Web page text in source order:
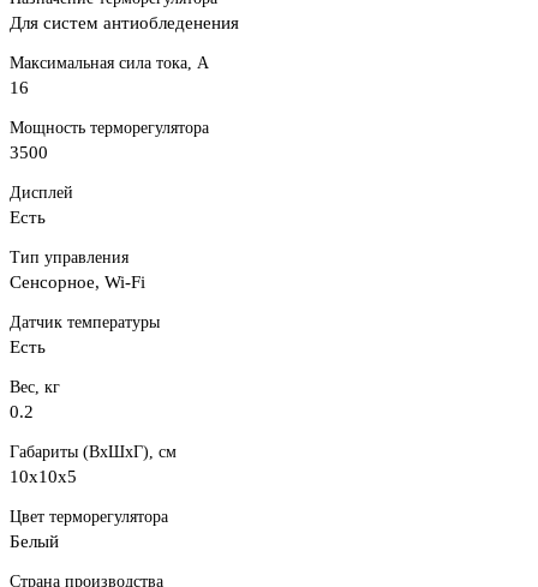
Для систем антиобледенения
Максимальная сила тока, A
16
Мощность терморегулятора
3500
Дисплей
Есть
Тип управления
Сенсорное, Wi-Fi
Датчик температуры
Есть
Вес, кг
0.2
Габариты (ВхШхГ), см
10x10x5
Цвет терморегулятора
Белый
Страна производства